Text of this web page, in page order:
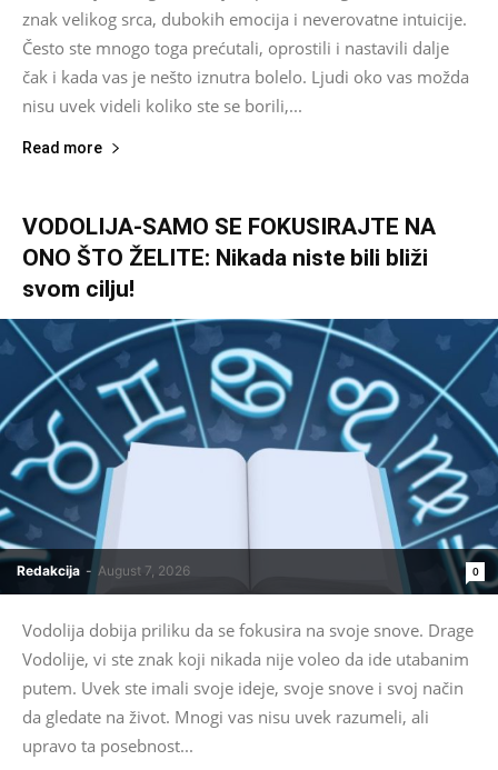
znak velikog srca, dubokih emocija i neverovatne intuicije.
Često ste mnogo toga prećutali, oprostili i nastavili dalje
čak i kada vas je nešto iznutra bolelo. Ljudi oko vas možda
nisu uvek videli koliko ste se borili,...
Read more
VODOLIJA-SAMO SE FOKUSIRAJTE NA
ONO ŠTO ŽELITE: Nikada niste bili bliži
svom cilju!
Redakcija - August 7, 2026 0
Vodolija dobija priliku da se fokusira na svoje snove. Drage
Vodolije, vi ste znak koji nikada nije voleo da ide utabanim
putem. Uvek ste imali svoje ideje, svoje snove i svoj način
da gledate na život. Mnogi vas nisu uvek razumeli, ali
upravo ta posebnost...